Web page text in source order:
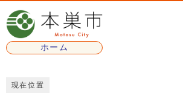
ページの先頭です
ホーム
現在位置